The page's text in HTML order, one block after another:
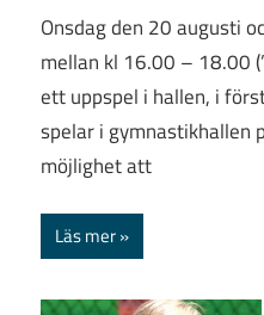
Onsdag den 20 augusti
mellan kl 16.00 – 18.00
ett uppspel i hallen, i
spelar i gymnastikhallen
möjlighet att
Läs mer